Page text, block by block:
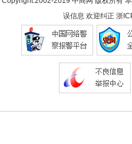
误信息 欢迎纠正 浙